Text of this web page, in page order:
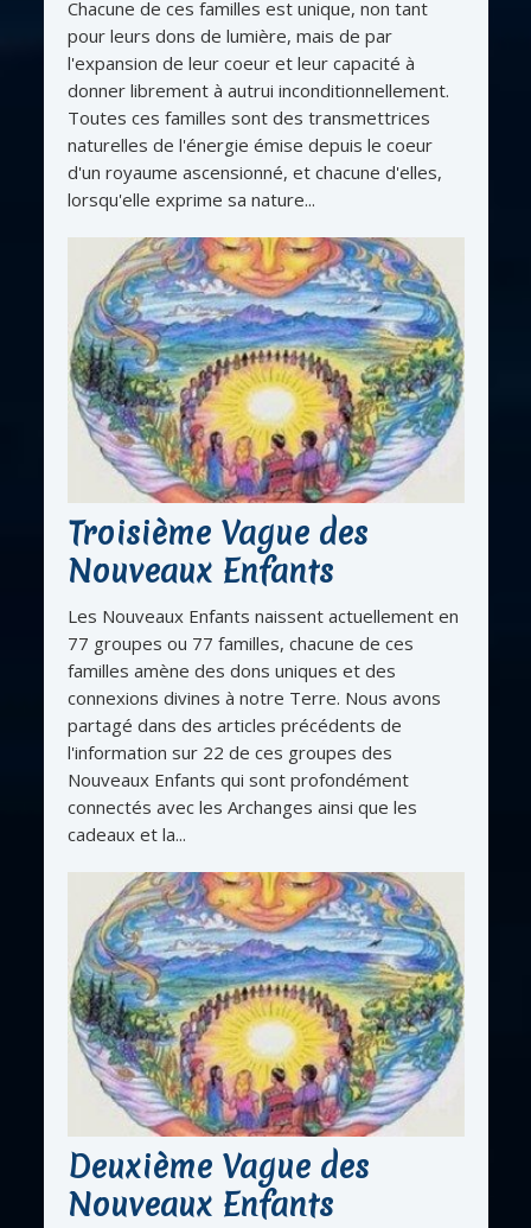
Chacune de ces familles est unique, non tant
pour leurs dons de lumière, mais de par
l'expansion de leur coeur et leur capacité à
donner librement à autrui inconditionnellement.
Toutes ces familles sont des transmettrices
naturelles de l'énergie émise depuis le coeur
d'un royaume ascensionné, et chacune d'elles,
lorsqu'elle exprime sa nature...
Troisième Vague des
Nouveaux Enfants
Les Nouveaux Enfants naissent actuellement en
77 groupes ou 77 familles, chacune de ces
familles amène des dons uniques et des
connexions divines à notre Terre. Nous avons
partagé dans des articles précédents de
l'information sur 22 de ces groupes des
Nouveaux Enfants qui sont profondément
connectés avec les Archanges ainsi que les
cadeaux et la...
Deuxième Vague des
Nouveaux Enfants